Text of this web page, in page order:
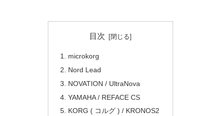
目次
microkorg
Nord Lead
NOVATION / UltraNova
YAMAHA / REFACE CS
KORG ( コルグ ) / KRONOS2